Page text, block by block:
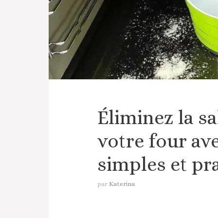
Éliminez la
votre four
simples et
par Katerina